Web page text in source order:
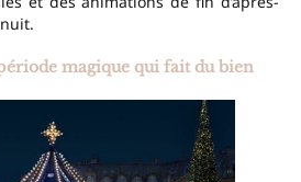
magique qui fait du bien